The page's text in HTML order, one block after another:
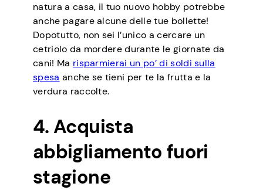
natura a casa, il tuo nuovo hobby potrebbe
anche pagare alcune delle tue bollette!
Dopotutto, non sei l’unico a cercare un
cetriolo da mordere durante le giornate da
cani! Ma risparmierai un po’ di soldi sulla
spesa anche se tieni per te la frutta e la
verdura raccolte.
4. Acquista
abbigliamento fuori
stagione